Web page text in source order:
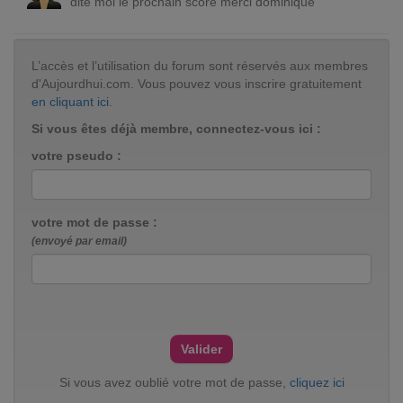
L’accès et l’utilisation du forum sont réservés aux membres
d'Aujourdhui.com. Vous pouvez vous inscrire gratuitement
en cliquant ici
Si vous êtes déjà membre, connectez-vous ici :
votre pseudo :
votre mot de passe :
(envoyé par email)
Si vous avez oublié votre mot de passe, cliquez ici